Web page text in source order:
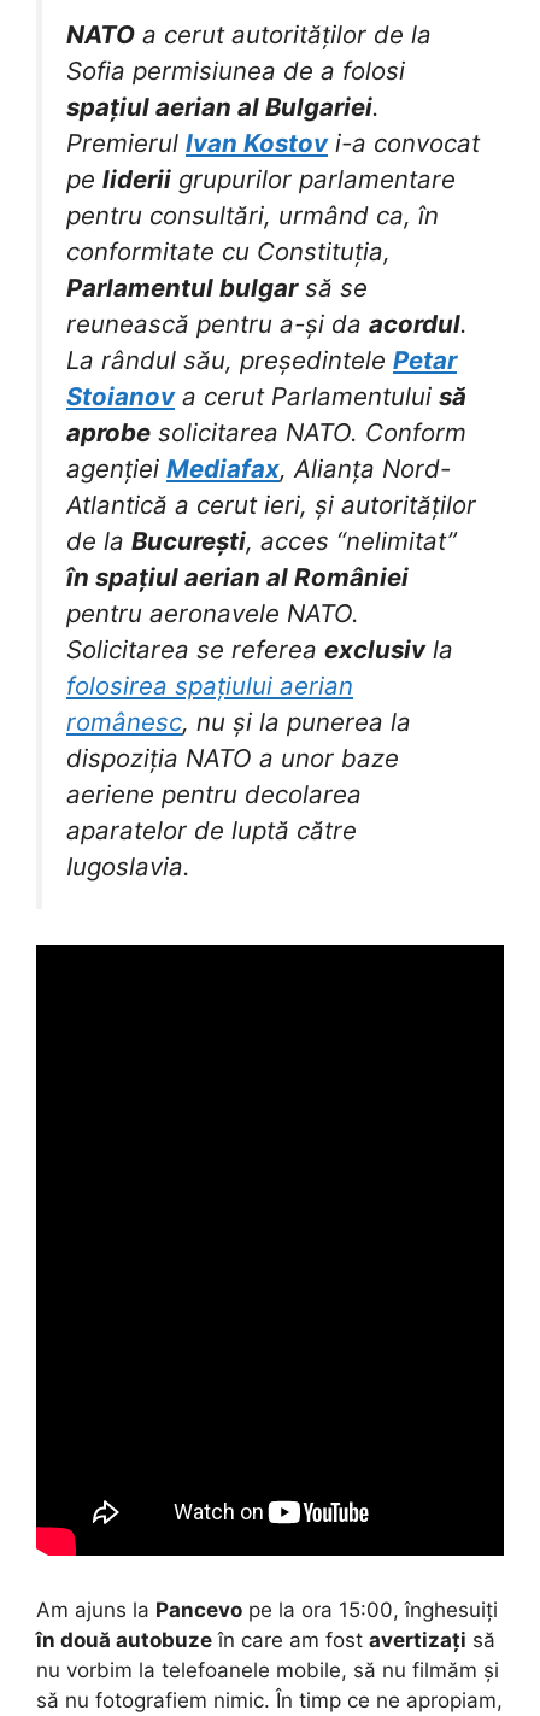
NATO a cerut autorităților de la
Sofia permisiunea de a folosi
spațiul aerian al Bulgariei.
Premierul Ivan Kostovi-a convocat
pe liderii grupurilor parlamentare
pentru consultări, urmând ca, în
conformitate cu Constituția,
Parlamentul bulgarsă se
reunească pentru a-și da acordul.
La rândul său, președintele Petar
Stoianova cerut Parlamentului să
aprobe solicitarea NATO. Conform
agenției Mediafax, Alianța Nord-
Atlantică a cerut ieri, și autorităților
de la București, acces “nelimitat”
în spațiul aerian al României
pentru aeronavele NATO.
Solicitarea se referea exclusivla
folosirea spațiului aerian
românesc, nu și la punerea la
dispoziția NATO a unor baze
aeriene pentru decolarea
aparatelor de luptă către
Iugoslavia.
Am ajuns la Pancevo pe la ora 15:00, înghesuiți
în două autobuze în care am fost avertizați să
nu vorbim la telefoanele mobile, să nu filmăm și
să nu fotografiem nimic. În timp ce ne apropiam,